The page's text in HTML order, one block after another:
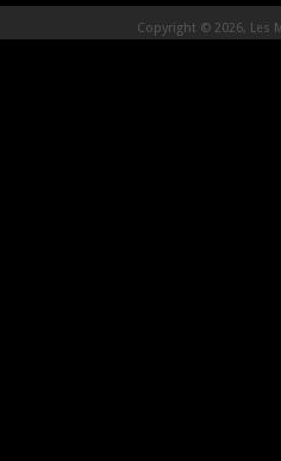
Copyright © 2026, Les